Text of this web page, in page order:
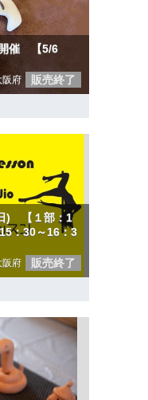
催 【5/6
阪府 販売終了
) 【１部：1
：30～16：3
阪府 販売終了